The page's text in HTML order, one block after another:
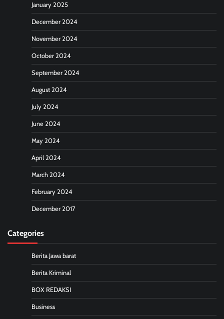
January 2025
December 2024
November 2024
October 2024
September 2024
August 2024
July 2024
June 2024
May 2024
April 2024
March 2024
February 2024
December 2017
Categories
Berita Jawa barat
Berita Kriminal
BOX REDAKSI
Business